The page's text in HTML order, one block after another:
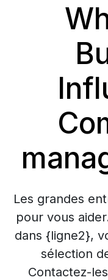
Les grandes
pour vous
dans {ligne2},
sélection
Contactez-